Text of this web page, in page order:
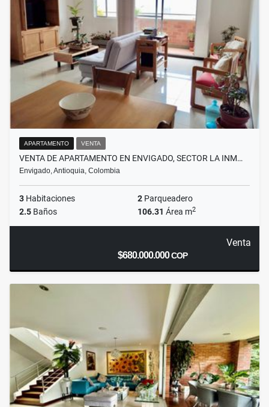
APARTAMENTO VENTA
VENTA DE APARTAMENTO EN ENVIGADO, SECTOR LA INM…
Envigado, Antioquia, Colombia
3 Habitaciones 2 Parqueadero
2.5 Baños 106.31 Área m2
Venta
$680.000.000COP